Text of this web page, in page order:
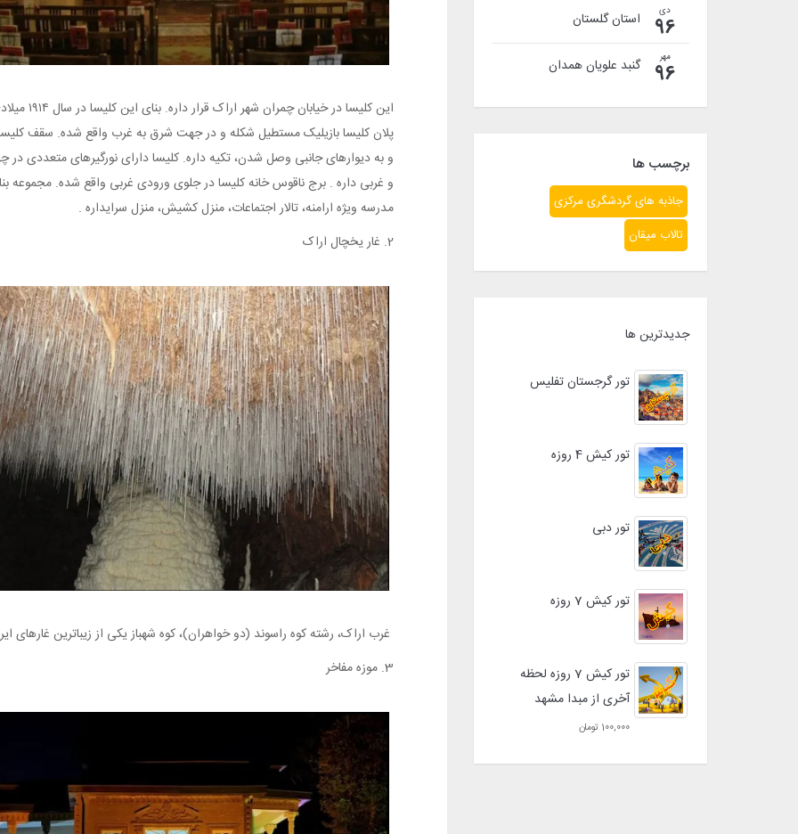
دی
96 استان گلستان
مهر
96 گنبد علویان همدان
برچسب ها
جاذبه های گردشگری مرکزی
تالاب میقان
جدیدترین ها
تور گرجستان تفلیس
تور کیش 4 روزه
تور دبی
تور کیش 7 روزه
تور کیش 7 روزه لحظه
آخری از مبدا مشهد
100,000 تومان
این کلیسا
پلان کلیسا بازیلیک مستطیل شکله و در جهت شرق به غرب واقع شده. سقف
و به دیوارهای جانبی وصل شدن، تکیه داره. کلیسا دارای نورگیرهای
و غربی داره . برج ناقوس خانه کلیسا در جلوی ورودی غربی واقع شده. مجموعه
مدرسه ویژه ارامنه، تالار اجتماعات، منزل کشیش، منزل سرایداره .
2. غار یخچال اراک
غرب اراک، رشته کوه راسوند (دو خواهران)، کوه شهباز یکی از زیباترین غارهای
3. موزه مفاخر